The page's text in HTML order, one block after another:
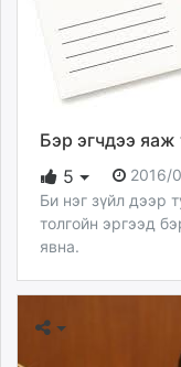
Бэр эгчдээ яаж
5
2016/
Би нэг зүйл дээр
толгойн эргээд
явна.